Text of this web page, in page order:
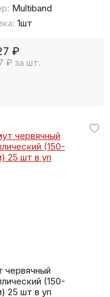
Multiband
1шт
₽
₽ за шт.
червячный
(150-
25 шт в уп